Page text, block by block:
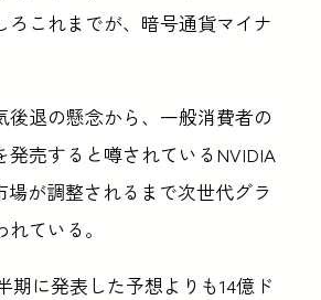
これまでが、暗号通貨マイナ
退の懸念から、一般消費者の
売すると噂されているNVIDIA
が調整されるまで次世代グラ
ている。
に発表した予想よりも14億ド